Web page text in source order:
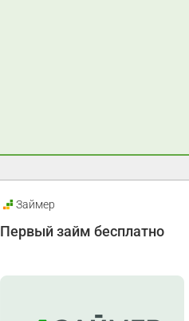
Займер
Первый займ бесплатно